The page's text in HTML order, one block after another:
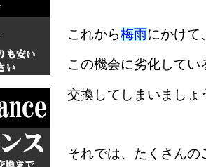
これから梅雨にかけて
この機会に劣化して
交換してしまいましょ
それでは、たくさん